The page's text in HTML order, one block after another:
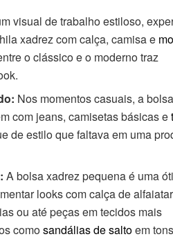
visual de trabalho estiloso,
xadrez com calça, camisa e
o clássico e o moderno traz
Nos momentos casuais, a
com jeans, camisetas básicas e
de estilo que faltava em uma
A bolsa xadrez pequena é uma
looks com calça de
ou até peças em tecidos mais
comosandálias de saltoem